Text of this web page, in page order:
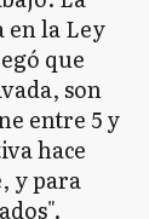
en la Ley
que
son
entre 5 y
hace
y para